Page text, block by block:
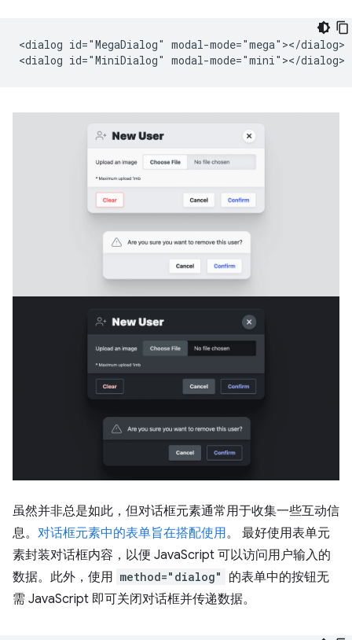
<dialog id="MegaDialog" modal-mode="mega"></dialog>
虽然并非总是如此，但对话框元素通常用于收集一些互动信
息。 对话框元素中的表单旨在搭配使用。 最好使用表单元
素封装对话框内容，以便 JavaScript 可以访问用户输入的
数据。此外，使用 method="dialog"
的表单中的按钮无
需 JavaScript 即可关闭对话框并传递数据。